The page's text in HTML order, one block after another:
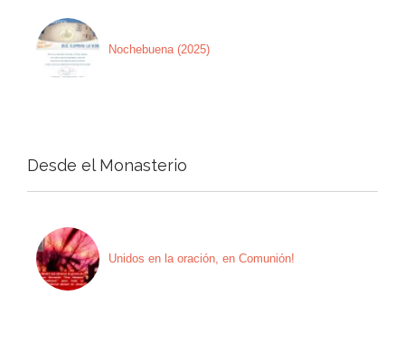
Nochebuena (2025)
Desde el Monasterio
Unidos en la oración, en Comunión!